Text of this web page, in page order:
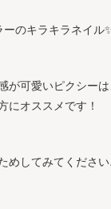
のキラキラネイル
が可愛いピクシー
にオススメです！
めしてみてください